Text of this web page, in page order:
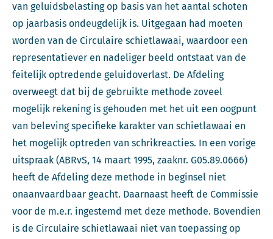
van geluidsbelasting op basis van het aantal schoten
op jaarbasis ondeugdelijk is. Uitgegaan had moeten
worden van de Circulaire schietlawaai, waardoor een
representatiever en nadeliger beeld ontstaat van de
feitelijk optredende geluidoverlast. De Afdeling
overweegt dat bij de gebruikte methode zoveel
mogelijk rekening is gehouden met het uit een oogpunt
van beleving specifieke karakter van schietlawaai en
het mogelijk optreden van schrikreacties. In een vorige
uitspraak (ABRvS, 14 maart 1995, zaaknr. G05.89.0666)
heeft de Afdeling deze methode in beginsel niet
onaanvaardbaar geacht. Daarnaast heeft de Commissie
voor de m.e.r. ingestemd met deze methode. Bovendien
is de Circulaire schietlawaai niet van toepassing op